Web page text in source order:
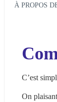
À PROPOS
C’est
On